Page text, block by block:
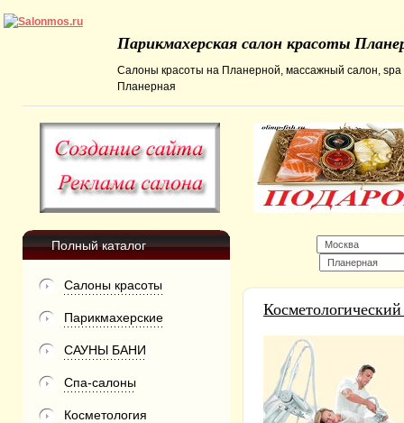
Парикмахерская салон красоты
Салоны красоты на Планерной, массажный салон,
Планерная
Полный каталог
Салоны красоты
Парикмахерские
САУНЫ БАНИ
Спа-салоны
Косметология